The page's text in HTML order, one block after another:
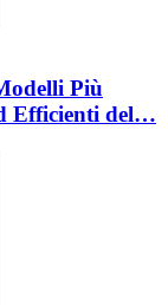
Più
Efficienti del…